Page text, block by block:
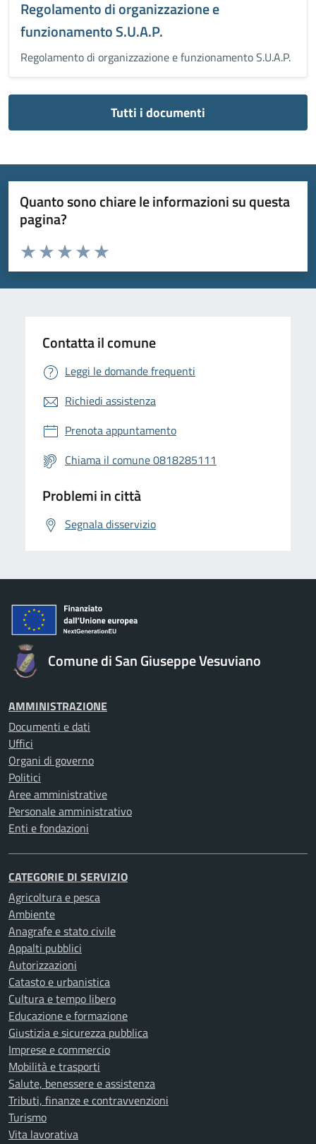
Regolamento di organizzazione e
funzionamento S.U.A.P.
Regolamento di organizzazione e funzionamento S.U.A.P.
Tutti i documenti
Quanto sono chiare le informazioni su questa
pagina?
Valuta da 1 a 5 stelle la pagina
Valuta 5 stelle su 5
Valuta 4 stelle su 5
Valuta 3 stelle su 5
Valuta 2 stelle su 5
Valuta 1 stelle su 5
Contatta il comune
Leggi le domande frequenti
Richiedi assistenza
Prenota appuntamento
Chiama il comune 0818285111
Problemi in città
Segnala disservizio
Comune di San Giuseppe Vesuviano
AMMINISTRAZIONE
Documenti e dati
Uffici
Organi di governo
Politici
Aree amministrative
Personale amministrativo
Enti e fondazioni
CATEGORIE DI SERVIZIO
Agricoltura e pesca
Ambiente
Anagrafe e stato civile
Appalti pubblici
Autorizzazioni
Catasto e urbanistica
Cultura e tempo libero
Educazione e formazione
Giustizia e sicurezza pubblica
Imprese e commercio
Mobilità e trasporti
Salute, benessere e assistenza
Tributi, finanze e contravvenzioni
Turismo
Vita lavorativa